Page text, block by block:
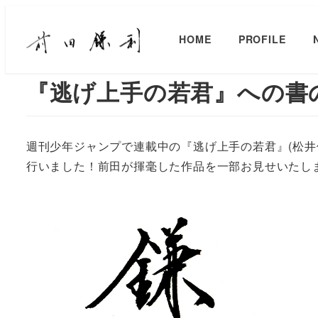
HOME PROFILE
『逃げ上手の若君』への
週刊少年ジャンプで連載中の『逃げ上手の若君』(
行いました！前田が揮毫した作品を一部お見せいたし